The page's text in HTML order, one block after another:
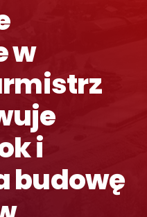
w
i
budowę